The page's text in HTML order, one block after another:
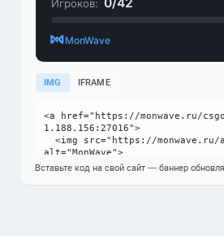
IMG IFRAME
Вставьте код на свой сайт — баннер